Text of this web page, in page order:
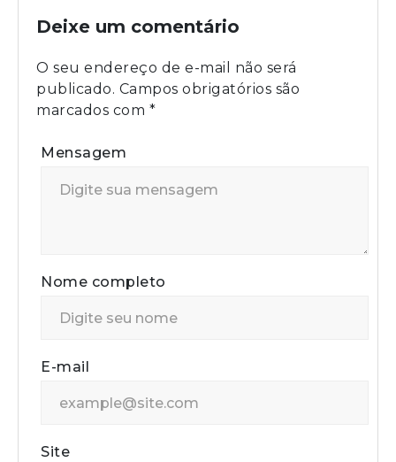
Deixe um comentário
O seu endereço de e-mail não será
publicado. Campos obrigatórios são
marcados com *
Mensagem
Nome completo
E-mail
Site